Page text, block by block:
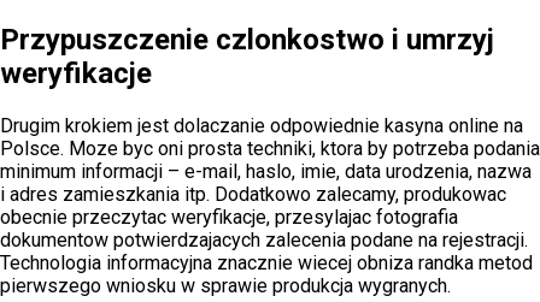
Przypuszczenie czlonkostwo i umrzyj
weryfikacje
Drugim krokiem jest dolaczanie odpowiednie kasyna online na
Polsce. Moze byc oni prosta techniki, ktora by potrzeba podania
minimum informacji – e-mail, haslo, imie, data urodzenia, nazwa
i adres zamieszkania itp. Dodatkowo zalecamy, produkowac
obecnie przeczytac weryfikacje, przesylajac fotografia
dokumentow potwierdzajacych zalecenia podane na rejestracji.
Technologia informacyjna znacznie wiecej obniza randka metod
pierwszego wniosku w sprawie produkcja wygranych.